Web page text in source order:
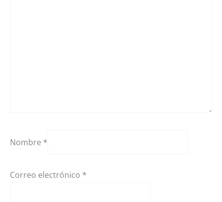
Nombre *
Correo electrónico *